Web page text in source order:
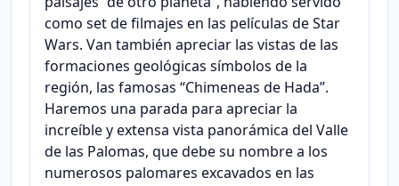
como set de filmajes en las películas de Star
Wars. Van también apreciar las vistas de las
formaciones geológicas símbolos de la
región, las famosas “Chimeneas de Hada”.
Haremos una parada para apreciar la
increíble y extensa vista panorámica del Valle
de las Palomas, que debe su nombre a los
numerosos palomares excavados en las